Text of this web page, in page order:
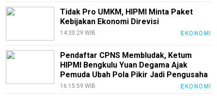
Tidak Pro UMKM, HIPMI Minta Paket
Kebijakan Ekonomi Direvisi
14:30:29 WIB EKONOMI
Pendaftar CPNS Membludak, Ketum
HIPMI Bengkulu Yuan Degama Ajak
Pemuda Ubah Pola Pikir Jadi Pengusaha
16:15:59 WIB EKONOMI
InfoKepri
Bisnis
PotensiRohil